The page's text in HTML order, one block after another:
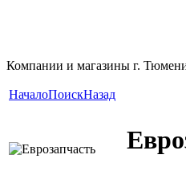
Компании и магазины г.
НачалоПоискНазад